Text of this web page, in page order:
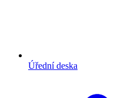
Úřední deska